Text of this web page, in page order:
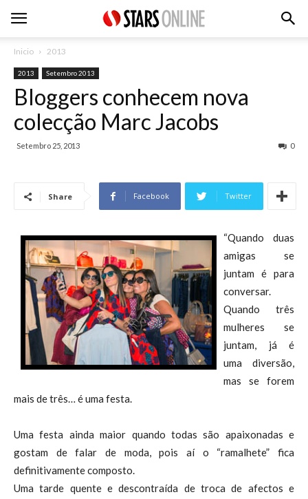
Inicio 2013
2013 Setembro 2013
Bloggers conhecem nova
colecção Marc Jacobs
Setembro 25, 2013 0
Share Facebook Twitter
“Quando duas
amigas se
juntam é para
conversar.
Quando três
mulheres se
juntam, já é
uma diversão,
mas se forem
mais de três… é uma festa.
Uma festa ainda maior quando todas são apaixonadas e
gostam de falar de moda, pois aí o “ramalhete” fica
definitivamente composto.
Uma tarde quente e descontraída de troca de afectos e